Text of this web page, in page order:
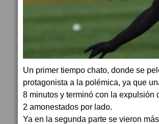
Un primer tiempo chato, donde se
protagonista a la polémica, ya que
8 minutos y terminó con la expulsión
2 amonestados por lado.
Ya en la segunda parte se vieron